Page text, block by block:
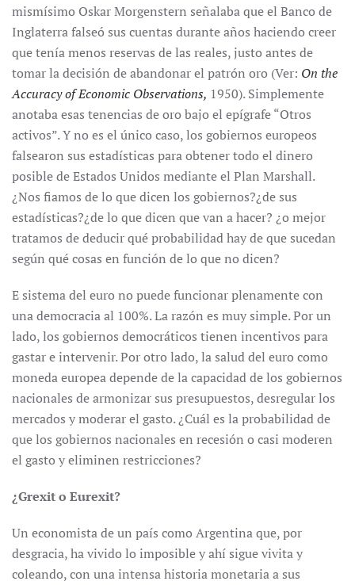
mismísimo Oskar Morgenstern señalaba que el Banco de
Inglaterra falseó sus cuentas durante años haciendo creer
que tenía menos reservas de las reales, justo antes de
tomar la decisión de abandonar el patrón oro (Ver: On the
Accuracy of Economic Observations, 1950). Simplemente
anotaba esas tenencias de oro bajo el epígrafe “Otros
activos”. Y no es el único caso, los gobiernos europeos
falsearon sus estadísticas para obtener todo el dinero
posible de Estados Unidos mediante el Plan Marshall.
¿Nos fiamos de lo que dicen los gobiernos?¿de sus
estadísticas?¿de lo que dicen que van a hacer? ¿o mejor
tratamos de deducir qué probabilidad hay de que sucedan
según qué cosas en función de lo que no dicen?
E sistema del euro no puede funcionar plenamente con
una democracia al 100%. La razón es muy simple. Por un
lado, los gobiernos democráticos tienen incentivos para
gastar e intervenir. Por otro lado, la salud del euro como
moneda europea depende de la capacidad de los gobiernos
nacionales de armonizar sus presupuestos, desregular los
mercados y moderar el gasto. ¿Cuál es la probabilidad de
que los gobiernos nacionales en recesión o casi moderen
el gasto y eliminen restricciones?
¿Grexit o Eurexit?
Un economista de un país como Argentina que, por
desgracia, ha vivido lo imposible y ahí sigue vivita y
coleando, con una intensa historia monetaria a sus